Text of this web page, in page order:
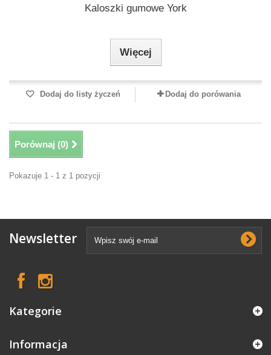
Kaloszki gumowe York
Więcej
Dodaj do listy życzeń Dodaj do porówania
Porównaj (0)
Pokazuje 1 - 1 z 1 pozycji
Newsletter
Kategorie
Informacja